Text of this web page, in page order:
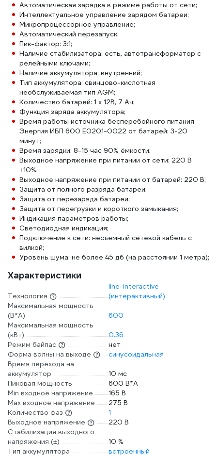
Автоматическая зарядка в режиме работы от сети;
Интеллектуальное управление зарядом батареи;
Микропроцессорное управление;
Автоматический перезапуск;
Пик-фактор: 3:1;
Наличие стабилизатора: есть, автотрансформатор с
релейными ключами;
Наличие аккумулятора: внутренний;
Тип аккумулятора: свинцово-кислотная
необслуживаемая тип AGM;
Количество батарей: 1 x 12В, 7 Ач;
Функция заряда аккумулятора;
Время работы источника бесперебойного питания
Энергия ИБП 600 Е0201-0022 от батарей: 3-20
минут;
Время зарядки: 8-15 час 90% ёмкости;
Выходное напряжение при питании от сети: 220 В
±10%;
Выходное напряжение при питании от батарей: 220 В;
Защита от полного разряда батареи;
Защита от перезаряда батареи;
Защита от перегрузки и короткого замыкания;
Индикация параметров работы;
Светодиодная индикация;
Подключение к сети: несъемный сетевой кабель с
вилкой;
Уровень шума: не более 45 дб (на расстоянии 1 метра);
Характеристики
Технология
line-interactive
(интерактивный)
Максимальная мощность
(В*А)
600
Максимальная мощность
(кВт)
0.36
Режим байпас
нет
Форма волны на выходе
синусоидальная
Время перехода на
аккумулятор
10 мс
Пиковая мощность
600 В*А
Min входное напряжение
165 В
Max входное напряжение
275 В
Количество фаз
1
Выходное напряжение
220 В
Стабилизация выходного
напряжения (±)
10 %
Тип аккумулятора
встроенный